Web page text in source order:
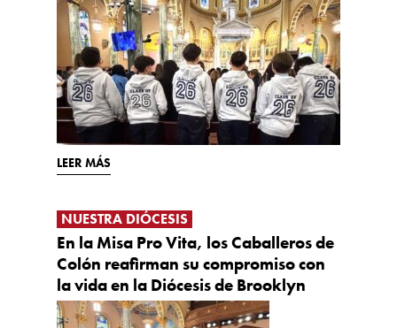
LEER MÁS
NUESTRA DIÓCESIS
En la Misa Pro Vita, los Caballeros de
Colón reafirman su compromiso con
la vida en la Diócesis de Brooklyn